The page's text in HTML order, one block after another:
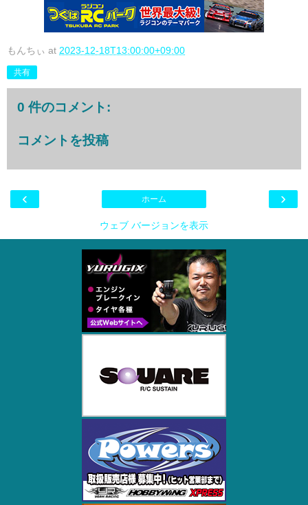
もんちぃ at 2023-12-18T13:00:00+09:00
共有
0 件のコメント:
コメントを投稿
‹ ›
ホーム
ウェブ バージョンを表示